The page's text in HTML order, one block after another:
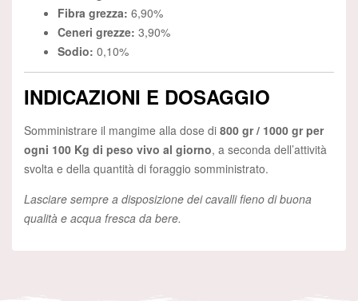
Fibra grezza: 6,90%
Ceneri grezze: 3,90%
Sodio: 0,10%
INDICAZIONI E DOSAGGIO
Somministrare il mangime alla dose di 800 gr / 1000 gr per
ogni 100 Kg di peso vivo al giorno, a seconda dell’attività
svolta e della quantità di foraggio somministrato.
Lasciare sempre a disposizione dei cavalli fieno di buona
qualità e acqua fresca da bere.